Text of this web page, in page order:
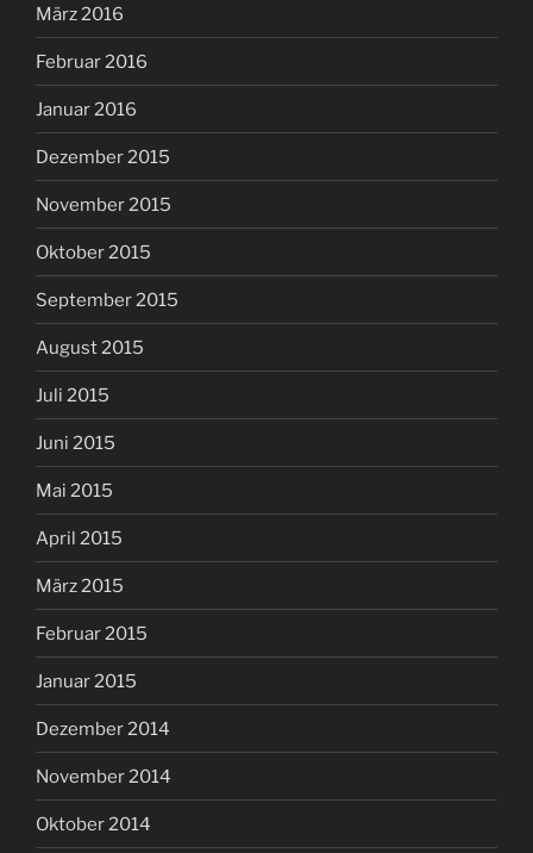
März 2016
Februar 2016
Januar 2016
Dezember 2015
November 2015
Oktober 2015
September 2015
August 2015
Juli 2015
Juni 2015
Mai 2015
April 2015
März 2015
Februar 2015
Januar 2015
Dezember 2014
November 2014
Oktober 2014